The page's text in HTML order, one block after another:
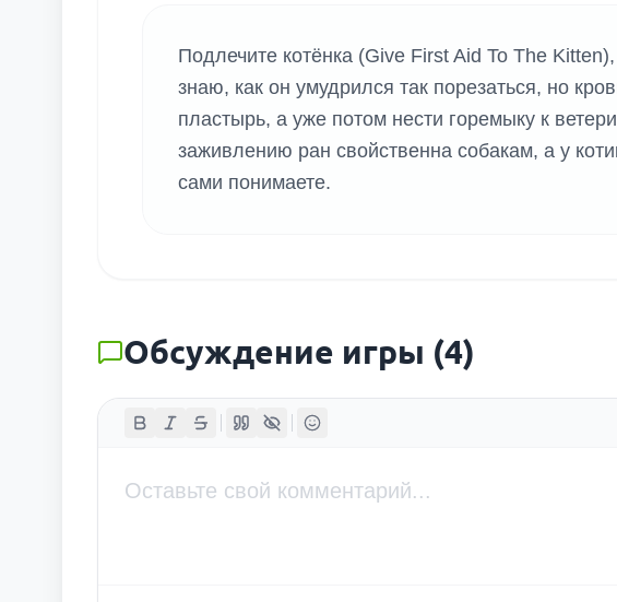
Подлечите котёнка (Give First Aid To The
знаю, как он умудрился так порезаться, но
пластырь, а уже потом нести горемыку к
заживлению ран свойственна собакам, а у
сами понимаете.
Обсуждение игры (4)